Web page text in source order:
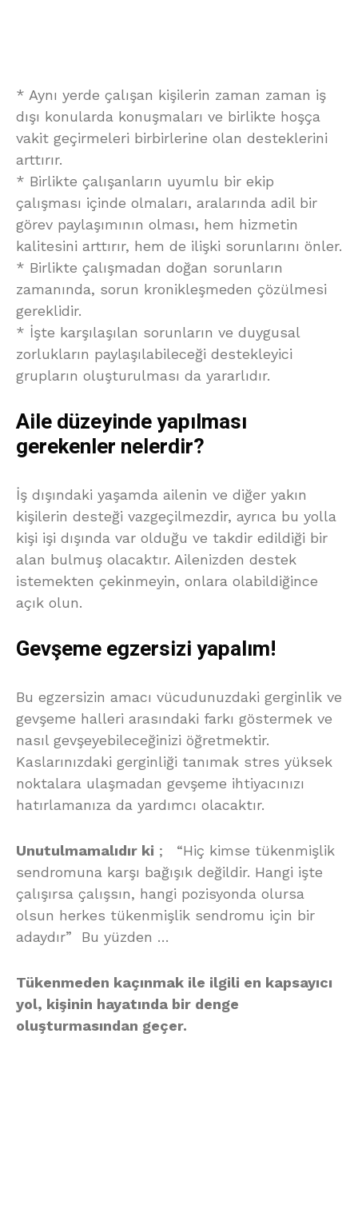
* Aynı yerde çalışan kişilerin zaman zaman iş
dışı konularda konuşmaları ve birlikte hoşça
vakit geçirmeleri birbirlerine olan desteklerini
arttırır.
* Birlikte çalışanların uyumlu bir ekip
çalışması içinde olmaları, aralarında adil bir
görev paylaşımının olması, hem hizmetin
kalitesini arttırır, hem de ilişki sorunlarını önler.
* Birlikte çalışmadan doğan sorunların
zamanında, sorun kronikleşmeden çözülmesi
gereklidir.
* İşte karşılaşılan sorunların ve duygusal
zorlukların paylaşılabileceği destekleyici
grupların oluşturulması da yararlıdır.
Aile düzeyinde yapılması
gerekenler nelerdir?
İş dışındaki yaşamda ailenin ve diğer yakın
kişilerin desteği vazgeçilmezdir, ayrıca bu yolla
kişi işi dışında var olduğu ve takdir edildiği bir
alan bulmuş olacaktır. Ailenizden destek
istemekten çekinmeyin, onlara olabildiğince
açık olun.
Gevşeme egzersizi yapalım!
Bu egzersizin amacı vücudunuzdaki gerginlik ve
gevşeme halleri arasındaki farkı göstermek ve
nasıl gevşeyebileceğinizi öğretmektir.
Kaslarınızdaki gerginliği tanımak stres yüksek
noktalara ulaşmadan gevşeme ihtiyacınızı
hatırlamanıza da yardımcı olacaktır.
Unutulmamalıdır ki ; “Hiç kimse tükenmişlik
sendromuna karşı bağışık değildir. Hangi işte
çalışırsa çalışsın, hangi pozisyonda olursa
olsun herkes tükenmişlik sendromu için bir
adaydır” Bu yüzden …
Tükenmeden kaçınmak ile ilgili en kapsayıcı
yol, kişinin hayatında bir denge
oluşturmasından geçer.